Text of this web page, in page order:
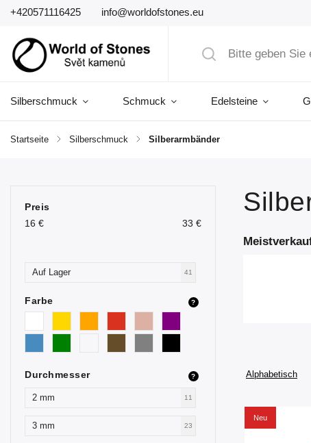
+420571116425 info@worldofstones.eu
Silberschmuck Schmuck Edelsteine
Startseite / Silberschmuck / Silberarmbänder
Preis
16 € 33 €
Auf Lager 41
Farbe ?
Durchmesser ?
2 mm 11
3 mm 23
Alphabetisch
Neu